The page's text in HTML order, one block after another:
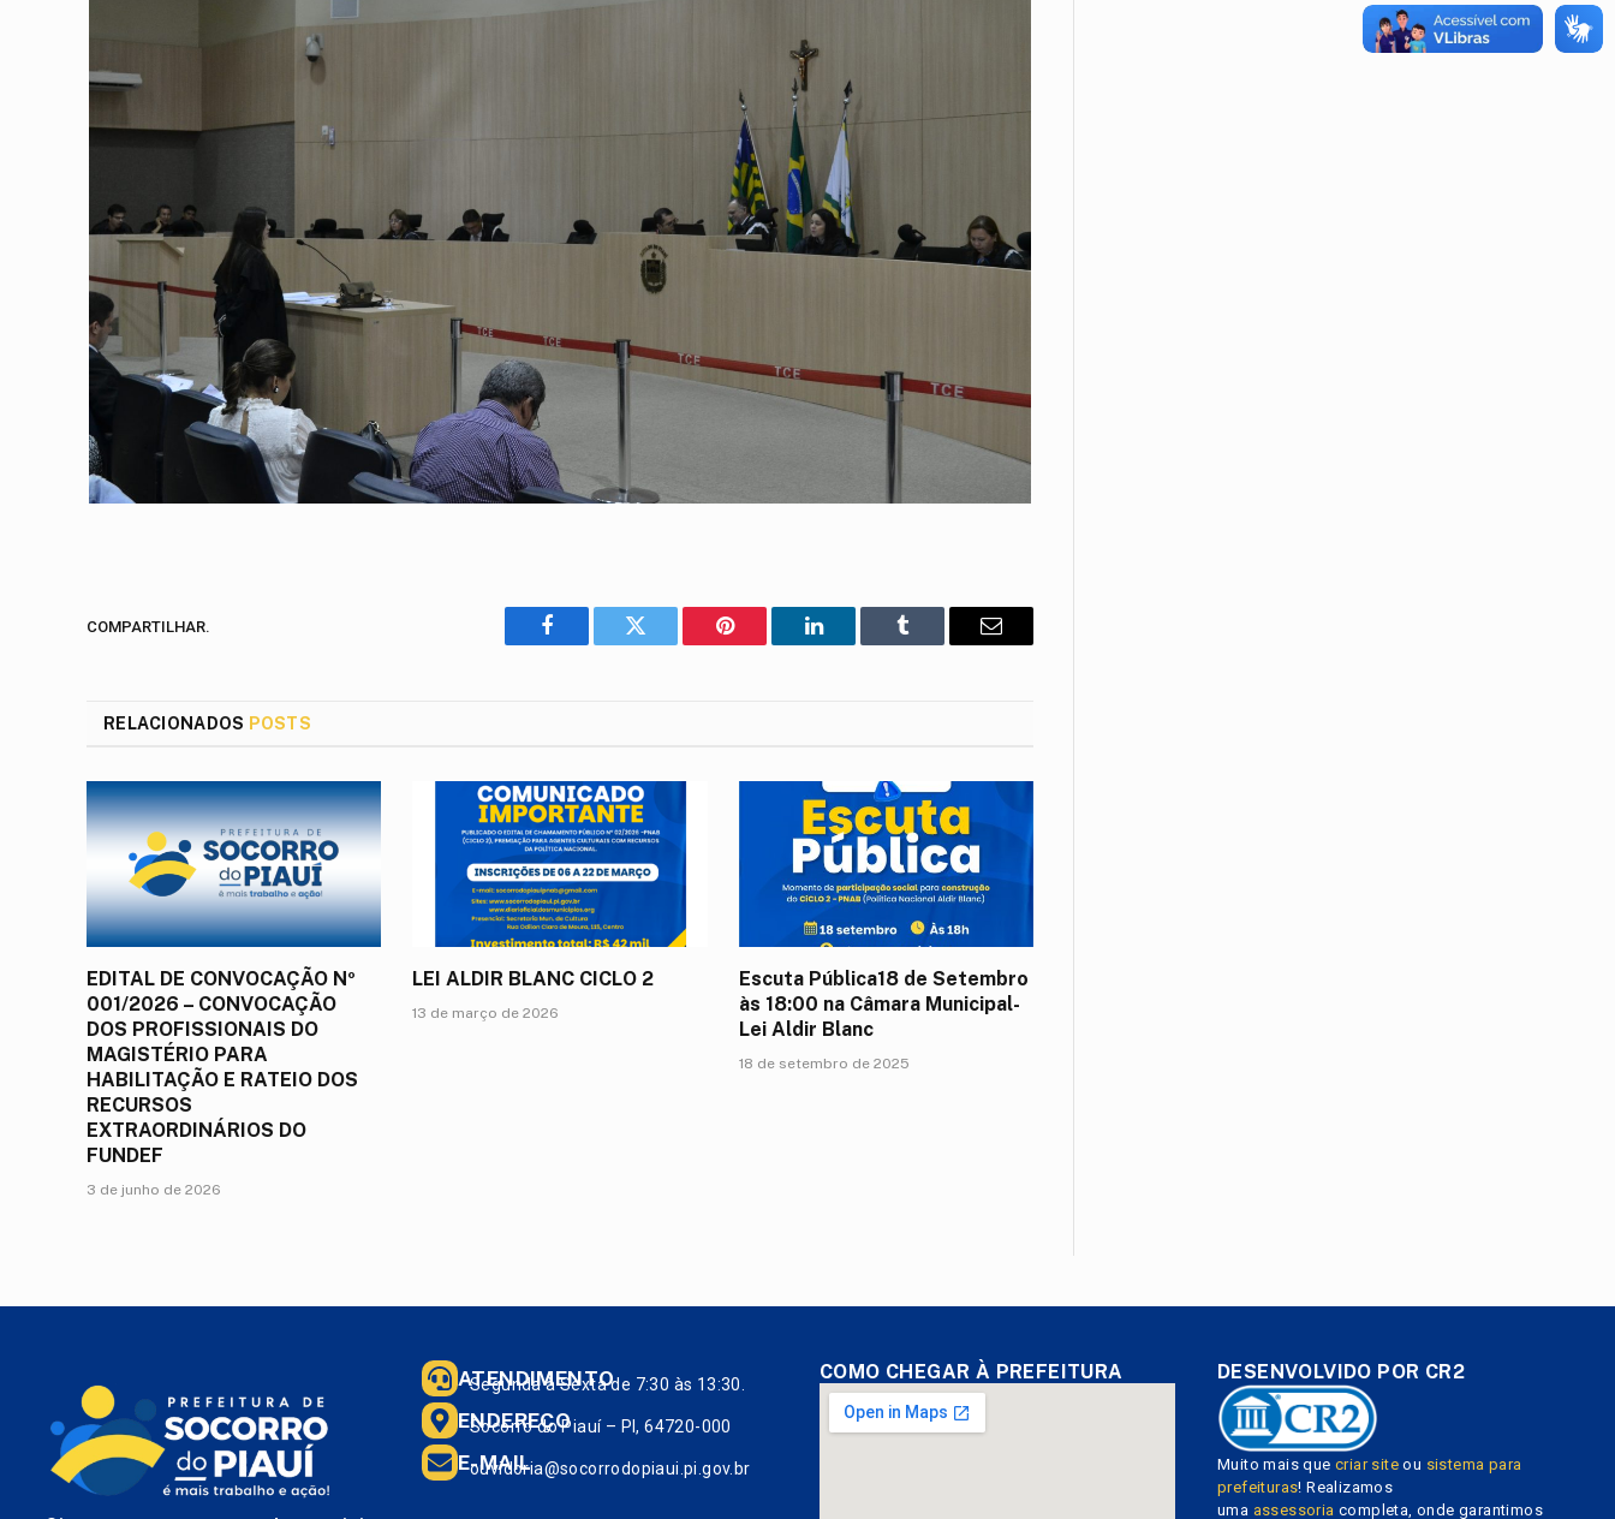
COMPARTILHAR.
Facebook Twitter Pinterest LinkedIn Tumblr
E-
RELACIONADOS POSTS
EDITAL DE CONVOCAÇÃO Nº
001/2026 – CONVOCAÇÃO
DOS PROFISSIONAIS DO
MAGISTÉRIO PARA
HABILITAÇÃO E RATEIO DOS
RECURSOS
EXTRAORDINÁRIOS DO
FUNDEF
3 de junho de 2026
LEI ALDIR BLANC CICLO 2
13 de março de 2026
Escuta Pública18 de Setembro
às 18:00 na Câmara Municipal-
Lei Aldir Blanc
18 de setembro de 2025
ATENDIMENTO
Segunda à Sexta de 7:30 às 13:30.
ENDEREÇO
Socorro do Piauí – PI, 64720-000
E-MAIL
ouvidoria@socorrodopiaui.pi.gov.br
COMO CHEGAR À PREFEITURA DESENVOLVIDO POR CR2
Muito mais quecriar site ou sistema para
prefeituras! Realizamos
uma assessoria completa, onde garantimos